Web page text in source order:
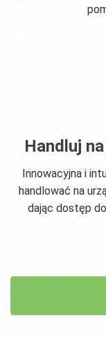
Handluj
Innowacyjna i
handlować na
dając dostęp